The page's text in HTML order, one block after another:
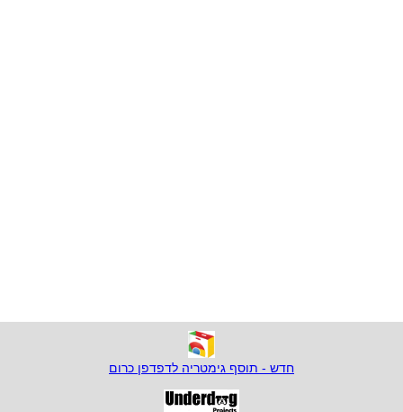
חדש - תוסף גימטריה לדפדפן כרום